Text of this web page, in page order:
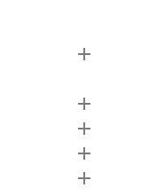




